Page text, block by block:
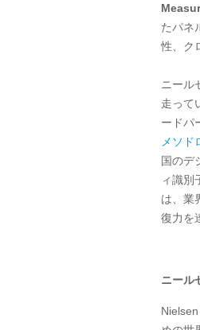
たパネ
性、ク
ニール
走って
ードパ
メソド
国のデ
ィ識別
は、業
復力を
ニール